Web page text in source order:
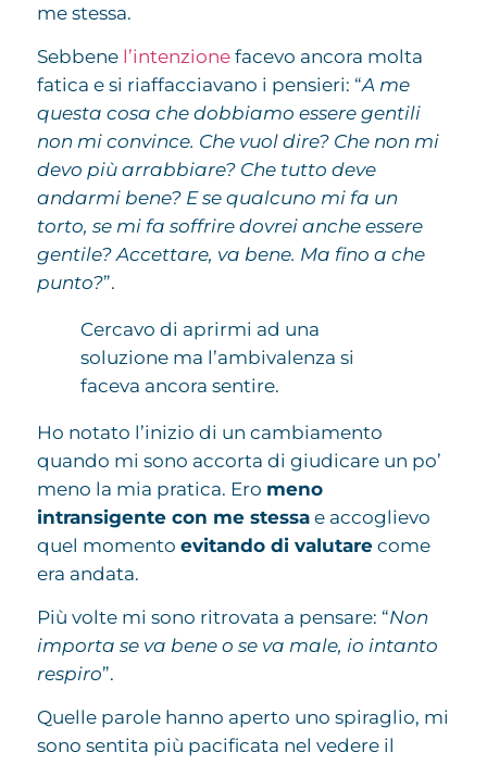
me stessa.
Sebbene l’intenzionefacevo ancora molta
fatica e si riaffacciavano i pensieri: “A me
questa cosa che dobbiamo essere gentili
non mi convince. Che vuol dire? Che non mi
devo più arrabbiare? Che tutto deve
andarmi bene? E se qualcuno mi fa un
torto, se mi fa soffrire dovrei anche essere
gentile? Accettare, va bene. Ma fino a che
punto?”.
Cercavo di aprirmi ad una
soluzione ma l’ambivalenza si
faceva ancora sentire.
Ho notato l’inizio di un cambiamento
quando mi sono accorta di giudicare un po’
meno la mia pratica. Ero meno
intransigente con me stessae accoglievo
quel momento evitando di valutarecome
era andata.
Più volte mi sono ritrovata a pensare: “Non
importa se va bene o se va male, io intanto
respiro”.
Quelle parole hanno aperto uno spiraglio, mi
sono sentita più pacificata nel vedere il